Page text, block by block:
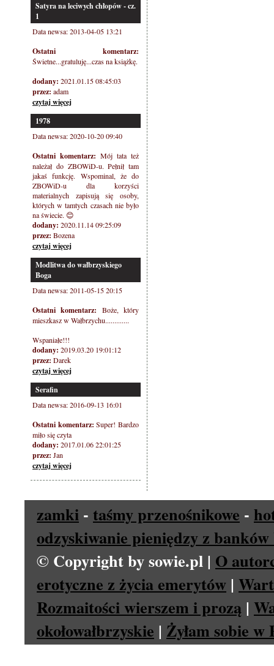
Satyra na leciwych chłopów - cz.
1
Data newsa: 2013-04-05 13:21
Ostatni komentarz:
Świetne...gratuluję...czas na książkę.
dodany: 2021.01.15 08:45:03
przez: adam
czytaj więcej
1978
Data newsa: 2020-10-20 09:40
Ostatni komentarz: Mój tata też
należał do ZBOWiD-u. Pełnił tam
jakaś funkcję. Wspominal, że do
ZBOWiD-u dla korzyści
materialnych zapisują się osoby,
których w tamtych czasach nie było
na świecie. 😊
dodany: 2020.11.14 09:25:09
przez: Bozena
czytaj więcej
Modlitwa do wałbrzyskiego
Boga
Data newsa: 2011-05-15 20:15
Ostatni komentarz: Boże, który
mieszkasz w Wałbrzychu.............
Wspaniałe!!!
dodany: 2019.03.20 19:01:12
przez: Darek
czytaj więcej
Serafin
Data newsa: 2016-09-13 16:01
Ostatni komentarz: Super! Bardzo
miło się czyta
dodany: 2017.01.06 22:01:25
przez: Jan
czytaj więcej
zamki - taśmy przenośnikowe -
odzyskiwanie pieniędzy z banków
© Copyright by sowie.pl | O
erotyczne z życia emerytów |
Rozmaitości wierszem i prozą |
okołowałbrzyskie | Żyłam sobie